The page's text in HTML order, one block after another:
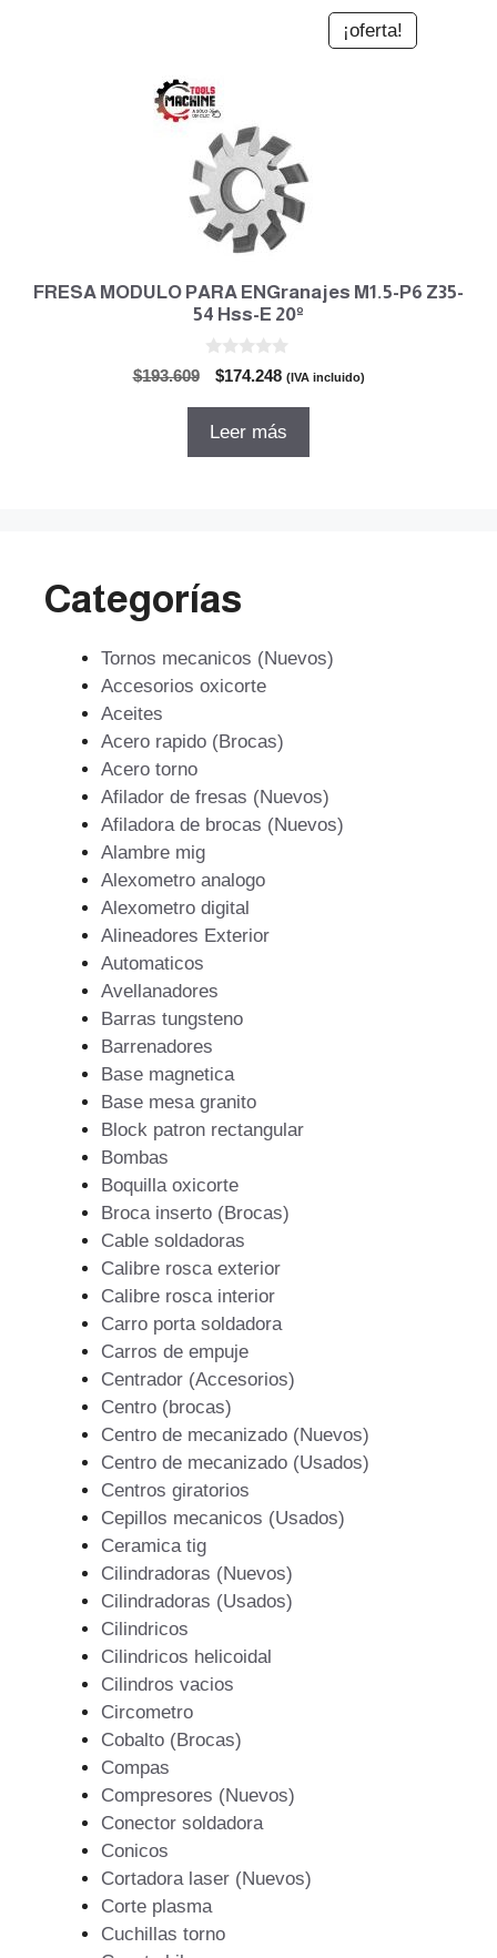
¡oferta!
FRESA MODULO PARA ENGranajes M1.5-P6 Z35-
54 Hss-E 20º
$193.609
El
original
$174.248El(IVA incluido)
Leer más
Categorías
Tornos mecanicos (Nuevos)
Accesorios oxicorte
Aceites
Acero rapido (Brocas)
Acero torno
Afilador de fresas (Nuevos)
Afiladora de brocas (Nuevos)
Alambre mig
Alexometro analogo
Alexometro digital
Alineadores Exterior
Automaticos
Avellanadores
Barras tungsteno
Barrenadores
Base magnetica
Base mesa granito
Block patron rectangular
Bombas
Boquilla oxicorte
Broca inserto (Brocas)
Cable soldadoras
Calibre rosca exterior
Calibre rosca interior
Carro porta soldadora
Carros de empuje
Centrador (Accesorios)
Centro (brocas)
Centro de mecanizado (Nuevos)
Centro de mecanizado (Usados)
Centros giratorios
Cepillos mecanicos (Usados)
Ceramica tig
Cilindradoras (Nuevos)
Cilindradoras (Usados)
Cilindricos
Cilindricos helicoidal
Cilindros vacios
Circometro
Cobalto (Brocas)
Compas
Compresores (Nuevos)
Conector soldadora
Conicos
Cortadora laser (Nuevos)
Corte plasma
Cuchillas torno